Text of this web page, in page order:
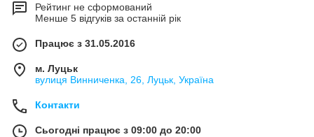
Рейтинг не сформований
Менше 5 відгуків за останній рік
Працює з 31.05.2016
м. Луцьк
вулиця Винниченка, 26, Луцьк, Україна
Контакти
Сьогодні працює з 09:00 до 20:00